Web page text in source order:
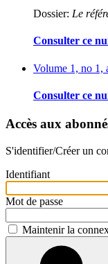
Dossier: Le
Consulter ce
Volume 1, no 1,
Consulter ce
Accès aux
S'identifier/Créer un
Identifiant
Mot de passe
Maintenir la